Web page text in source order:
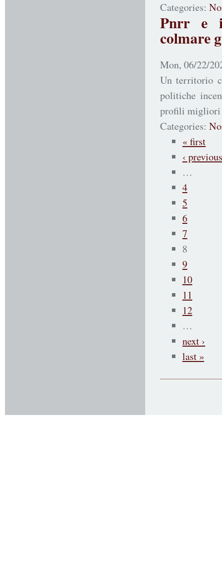
Categories:
Pnrr e
colmare
Mon, 06/22/
Un territorio
politiche
profili migliori
Categories:
« first
‹ previous
…
4
5
6
7
8
9
10
11
12
…
next ›
last »